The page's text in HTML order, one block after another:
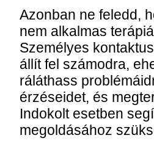
Azonban ne feledd,
nem alkalmas
Személyes
állít fel számodra,
ráláthass
érzéseidet, és
Indokolt esetben
megoldásához